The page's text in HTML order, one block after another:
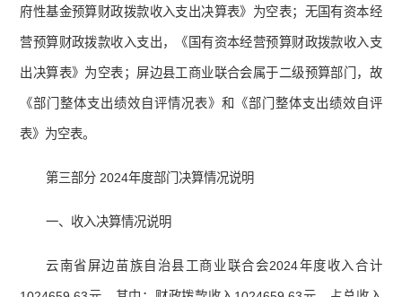
府性基金预算财政拨款收入支出决算表》为空表；无国有资本经
营预算财政拨款收入支出，《国有资本经营预算财政拨款收入支
出决算表》为空表；屏边县工商业联合会属于二级预算部门，故
《部门整体支出绩效自评情况表》和《部门整体支出绩效自评
表》为空表。
第三部分 2024年度部门决算情况说明
一、收入决算情况说明
云南省屏边苗族自治县工商业联合会2024年度收入合计